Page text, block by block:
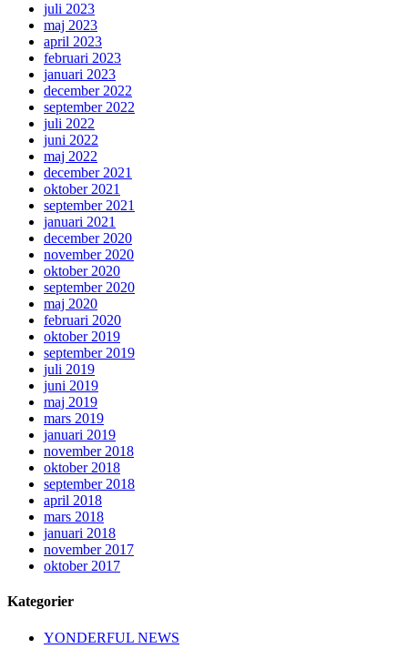
juli 2023
maj 2023
april 2023
februari 2023
januari 2023
december 2022
september 2022
juli 2022
juni 2022
maj 2022
december 2021
oktober 2021
september 2021
januari 2021
december 2020
november 2020
oktober 2020
september 2020
maj 2020
februari 2020
oktober 2019
september 2019
juli 2019
juni 2019
maj 2019
mars 2019
januari 2019
november 2018
oktober 2018
september 2018
april 2018
mars 2018
januari 2018
november 2017
oktober 2017
Kategorier
YONDERFUL NEWS